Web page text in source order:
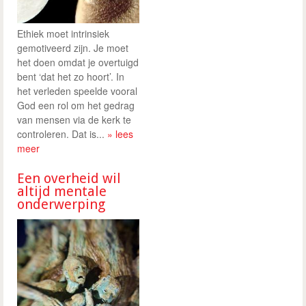
Ethiek moet intrinsiek
gemotiveerd zijn. Je moet
het doen omdat je overtuigd
bent ‘dat het zo hoort’. In
het verleden speelde vooral
God een rol om het gedrag
van mensen via de kerk te
controleren. Dat is... » lees
meer
Een overheid wil
altijd mentale
onderwerping